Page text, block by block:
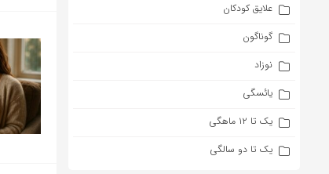
علایق کودکان
گوناگون
نوزاد
یائسگی
یک تا ۱۲ ماهگی
یک تا دو سالگی